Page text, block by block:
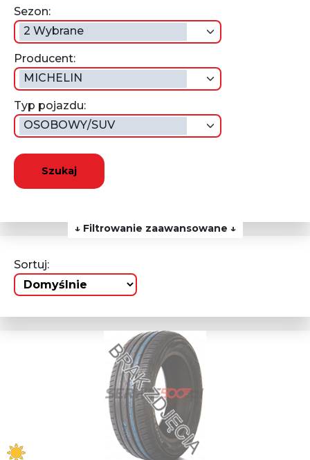
Sezon:
2 Wybrane
Producent:
MICHELIN
Typ pojazdu:
OSOBOWY/SUV
Szukaj
↓ Filtrowanie zaawansowane ↓
Sortuj: